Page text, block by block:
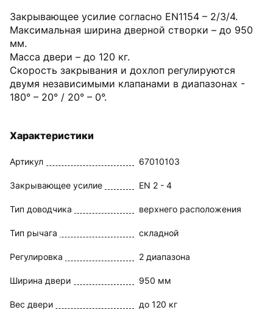
Закрывающее усилие согласно EN1154 – 2/3/4.
Максимальная ширина дверной створки – до 950
мм.
Масса двери – до 120 кг.
Cкорость закрывания и дохлоп регулируются
двумя независимыми клапанами в диапазонах -
180° – 20° / 20° – 0°.
Характеристики
Артикул 67010103
Закрывающее усилие EN 2 - 4
Тип доводчика верхнего расположения
Тип рычага складной
Регулировка 2 диапазона
Ширина двери 950 мм
Вес двери до 120 кг